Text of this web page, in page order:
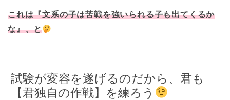
これは『文系の子は苦戦を強いられる子も出てくるか
な』、と
試験が変容を遂げるのだから、君も
【君独自の作戦】を練ろう